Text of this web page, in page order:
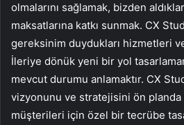
olmalarını sağlamak, bizden
maksatlarına katkı sunmak. CX
gereksinim duydukları hizmetleri
İleriye dönük yeni bir yol
mevcut durumu anlamaktır. CX
vizyonunu ve stratejisini ön planda
müşterileri için özel bir tecrübe